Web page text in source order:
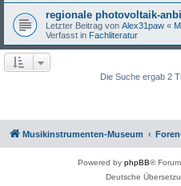
regionale photovoltaik-
Letzter Beitrag von Alex31paw «
Verfasst in Fachliteratur
Die Suche ergab 2
Musikinstrumenten-Museum
Powered by phpBB®
Deutsche